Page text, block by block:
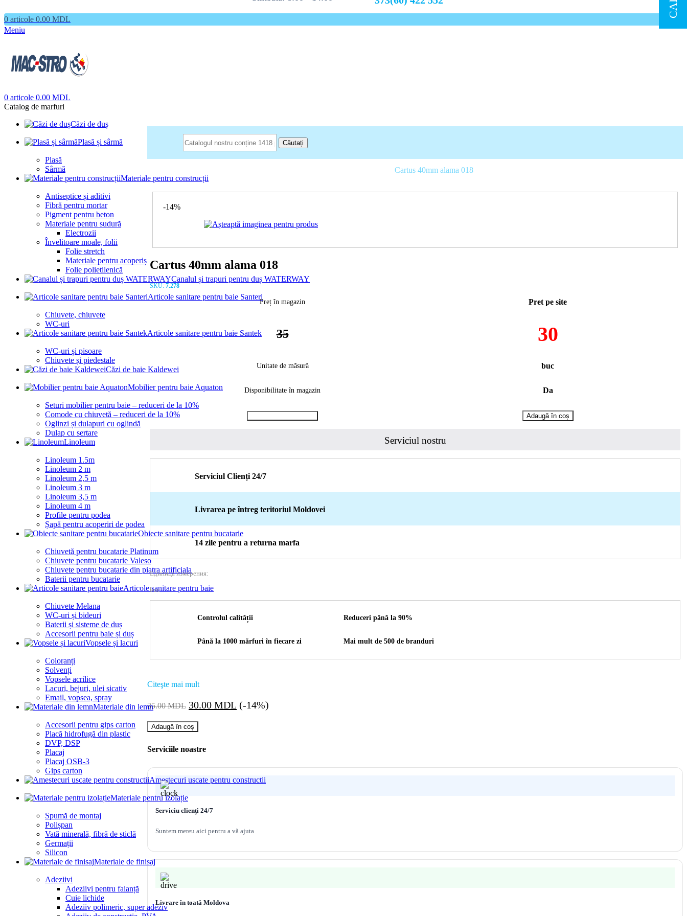
0 articole 0.00 MDL
Meniu
0 articole 0.00 MDL
Catalog de marfuri
Căzi de duș
Plasă și sârmă
Plasă
Sârmă
Materiale pentru construcții
Antiseptice și aditivi
Fibră pentru mortar
Pigment pentru beton
Materiale pentru sudură
Electrozii
Învelitoare moale, folii
Folie stretch
Materiale pentru acoperiș
Folie polietilenică
Canalul și trapuri pentru duș WATERWAY
Articole sanitare pentru baie Santeri
Chiuvete, chiuvete
WC-uri
Articole sanitare pentru baie Santek
WC-uri și pisoare
Chiuvete și piedestale
Căzi de baie Kaldewei
Mobilier pentru baie Aquaton
Seturi mobilier pentru baie – reduceri de la 10%
Comode cu chiuvetă – reduceri de la 10%
Oglinzi și dulapuri cu oglindă
Dulap cu sertare
Linoleum
Linoleum 1.5m
Linoleum 2 m
Linoleum 2,5 m
Linoleum 3 m
Linoleum 3,5 m
Linoleum 4 m
Profile pentru podea
Șapă pentru acoperiri de podea
Obiecte sanitare pentru bucatarie
Chiuvetă pentru bucatarie Platinum
Chiuvete pentru bucatarie Valeso
Chiuvete pentru bucatarie din piatra artificiala
Baterii pentru bucatarie
Articole sanitare pentru baie
Chiuvete Melana
WC-uri și bideuri
Baterii și sisteme de duș
Accesorii pentru baie și duș
Vopsele și lacuri
Coloranți
Solvenți
Vopsele acrilice
Lacuri, bejuri, ulei sicativ
Email, vopsea, spray
Materiale din lemn
Accesorii pentru gips carton
Placă hidrofugă din plastic
DVP, DSP
Placaj
Placaj OSB-3
Gips carton
Amestecuri uscate pentru constructii
Materiale pentru izolație
Spumă de montaj
Polișpan
Vată minerală, fibră de sticlă
Germații
Silicon
Materiale de finisaj
Adeziivi
Adeziivi pentru faianță
Cuie lichide
Adeziiv polimeric, super adeziv
Căutați
Cartus 40mm alama 018
-14%
Cartus 40mm alama 018
SKU: 7.278
Preț în magazin Pret pe site
35 30
Unitate de măsură buc
Disponibilitate în magazin Da
Cantitate
Cartus
Adaugă în coș
Serviciul nostru
Serviciul Clienți 24/7
Livrarea pe întreg teritoriul Moldovei
14 zile pentru a returna marfa
Единица измерения:
buc
Controlul calității Reduceri până la 90%
Până la 1000 mărfuri în fiecare zi Mai mult de 500 de branduri
Citeşte mai mult
35.00MDL Prețul
a
35.00 MDL.
30.00 MDL Prețul
(-14%)
Cantitate
Cartus
alama
Adaugă în coș
Serviciile noastre
Serviciu clienți 24/7
Suntem mereu aici pentru a vă ajuta
Livrare în toată Moldova